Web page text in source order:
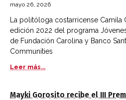
mayo 26, 2026
La politóloga costarricense Camila
edición 2022 del programa
de Fundación Carolina y Banco
Communities
Leer más...
Mayki Gorosito recibe el III